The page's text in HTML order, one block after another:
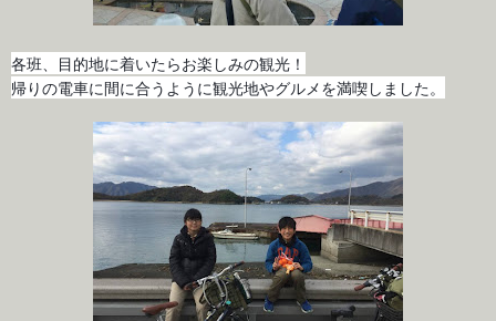
各班、目的地に着いたらお楽しみの観光！
帰りの電車に間に合うように観光地やグルメを満喫しました。